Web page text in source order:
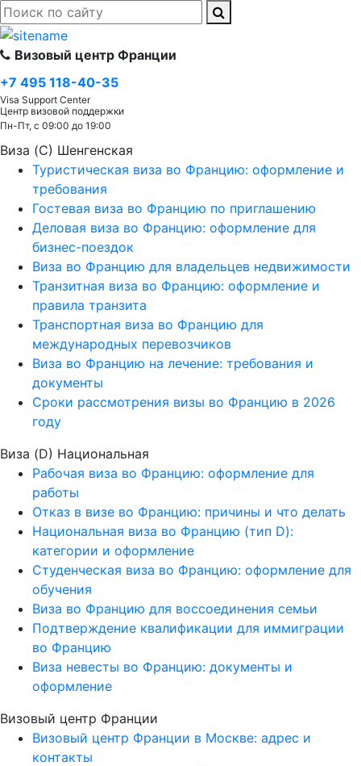
Визовый центр Франции
+7 495 118-40-35
Visa Support Center
Центр визовой поддержки
Пн-Пт, с 09:00 до 19:00
Виза (C) Шенгенская
Туристическая виза во Францию: оформление и
требования
Гостевая виза во Францию по приглашению
Деловая виза во Францию: оформление для
бизнес-поездок
Виза во Францию для владельцев недвижимости
Транзитная виза во Францию: оформление и
правила транзита
Транспортная виза во Францию для
международных перевозчиков
Виза во Францию на лечение: требования и
документы
Сроки рассмотрения визы во Францию в 2026
году
Виза (D) Национальная
Рабочая виза во Францию: оформление для
работы
Отказ в визе во Францию: причины и что делать
Национальная виза во Францию (тип D):
категории и оформление
Студенческая виза во Францию: оформление для
обучения
Виза во Францию для воссоединения семьи
Подтверждение квалификации для иммиграции
во Францию
Виза невесты во Францию: документы и
оформление
Визовый центр Франции
Визовый центр Франции в Москве: адрес и
контакты